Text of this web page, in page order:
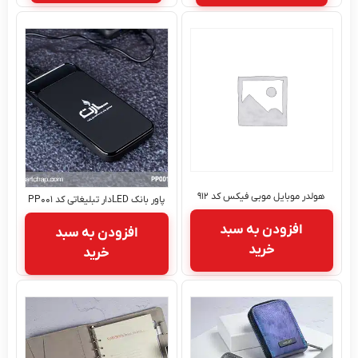
موبایل موبی فیکس کد ۹۱۲
افزودن به سبد
پاور بانک LEDدار تبلیغاتی کد PP۰۰۱
افزودن به سبد